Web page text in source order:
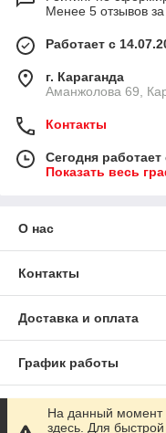
Менее 5 отзывов
Работает с
г. Караганда
Аманжолова 69,
Контакты
Сегодня
Показать весь
О нас
Контакты
Доставка и оплата
График работы
Полная версия сайта
На данный момент
здесь. Для